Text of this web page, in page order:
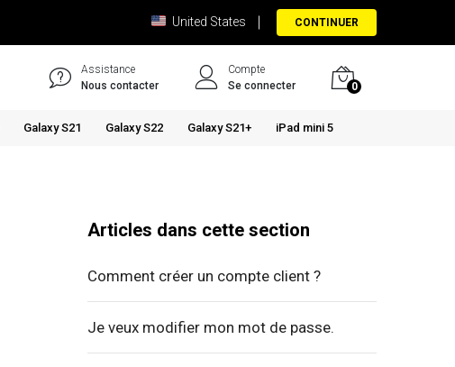
United States CONTINUER
Assistance
Nous contacter
Compte
Se connecter
0
Galaxy S21 Galaxy S22 Galaxy S21+ iPad mini 5
Articles dans cette section
Comment créer un compte client ?
Je veux modifier mon mot de passe.